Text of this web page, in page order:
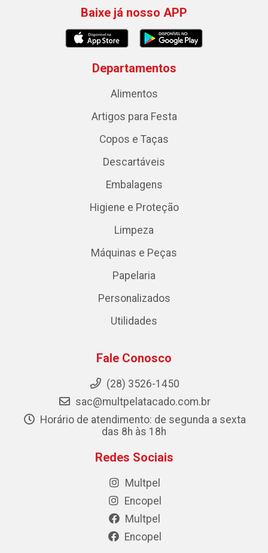
Baixe já nosso APP
Departamentos
Alimentos
Artigos para Festa
Copos e Taças
Descartáveis
Embalagens
Higiene e Proteção
Limpeza
Máquinas e Peças
Papelaria
Personalizados
Utilidades
Fale Conosco
(28) 3526-1450
sac@multpelatacado.com.br
Horário de atendimento: de segunda a sexta
das 8h às 18h
Redes Sociais
Multpel
Encopel
Multpel
Encopel